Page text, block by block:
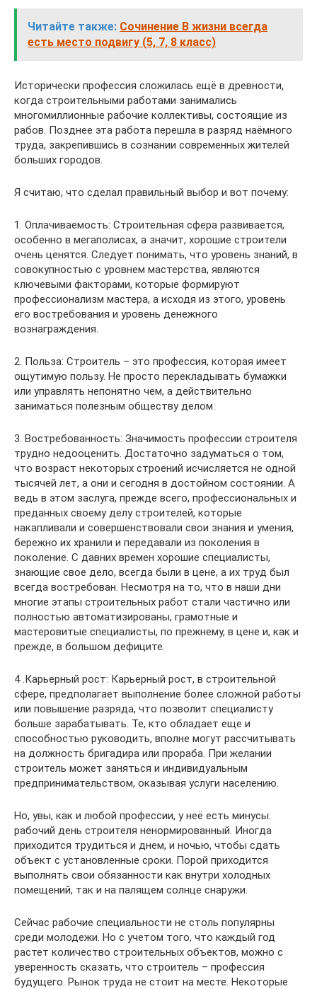
Читайте также: Сочинение В жизни всегда
есть место подвигу (5, 7, 8 класс)
Исторически профессия сложилась ещё в древности,
когда строительными работами занимались
многомиллионные рабочие коллективы, состоящие из
рабов. Позднее эта работа перешла в разряд наёмного
труда, закрепившись в сознании современных жителей
больших городов.
Я считаю, что сделал правильный выбор и вот почему:
1. Оплачиваемость: Строительная сфера развивается,
особенно в мегаполисах, а значит, хорошие строители
очень ценятся. Следует понимать, что уровень знаний, в
совокупностью с уровнем мастерства, являются
ключевыми факторами, которые формируют
профессионализм мастера, а исходя из этого, уровень
его востребования и уровень денежного
вознаграждения.
2. Польза: Строитель – это профессия, которая имеет
ощутимую пользу. Не просто перекладывать бумажки
или управлять непонятно чем, а действительно
заниматься полезным обществу делом.
3. Востребованность: Значимость профессии строителя
трудно недооценить. Достаточно задуматься о том,
что возраст некоторых строений исчисляется не одной
тысячей лет, а они и сегодня в достойном состоянии. А
ведь в этом заслуга, прежде всего, профессиональных и
преданных своему делу строителей, которые
накапливали и совершенствовали свои знания и умения,
бережно их хранили и передавали из поколения в
поколение. С давних времен хорошие специалисты,
знающие свое дело, всегда были в цене, а их труд был
всегда востребован. Несмотря на то, что в наши дни
многие этапы строительных работ стали частично или
полностью автоматизированы, грамотные и
мастеровитые специалисты, по прежнему, в цене и, как и
прежде, в большом дефиците.
4 .Карьерный рост: Карьерный рост, в строительной
сфере, предполагает выполнение более сложной работы
или повышение разряда, что позволит специалисту
больше зарабатывать. Те, кто обладает еще и
способностью руководить, вполне могут рассчитывать
на должность бригадира или прораба. При желании
строитель может заняться и индивидуальным
предпринимательством, оказывая услуги населению.
Но, увы, как и любой профессии, у неё есть минусы:
рабочий день строителя ненормированный. Иногда
приходится трудиться и днем, и ночью, чтобы сдать
объект с установленные сроки. Порой приходится
выполнять свои обязанности как внутри холодных
помещений, так и на палящем солнце снаружи.
Сейчас рабочие специальности не столь популярны
среди молодежи. Но с учетом того, что каждый год
растет количество строительных объектов, можно с
уверенность сказать, что строитель – профессия
будущего. Рынок труда не стоит на месте. Некоторые